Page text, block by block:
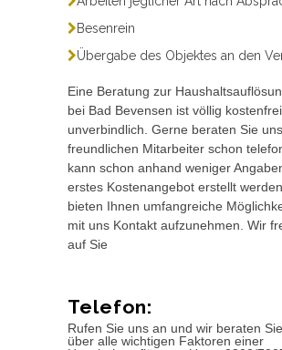
Besenrein
Übergabe des Objektes an den
Eine Beratung zur
bei Bad Bevensen ist völlig
unverbindlich. Gerne beraten Sie
freundlichen Mitarbeiter schon
kann schon anhand weniger
erstes Kostenangebot erstellt
bieten Ihnen umfangreiche
mit uns Kontakt aufzunehmen. Wir
auf Sie
Telefon:
Rufen Sie uns an und wir beraten
über alle wichtigen Faktoren einer